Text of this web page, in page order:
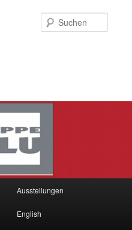
Ausstellungen
English